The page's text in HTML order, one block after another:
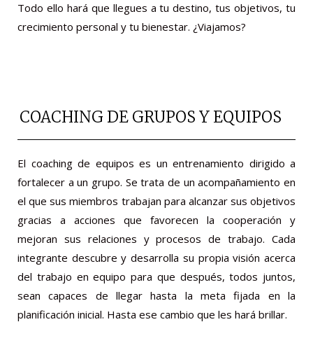
Todo ello hará que llegues a tu destino, tus objetivos, tu
crecimiento personal y tu bienestar. ¿Viajamos?
COACHING DE GRUPOS Y EQUIPOS
El coaching de equipos es un entrenamiento dirigido a
fortalecer a un grupo. Se trata de un acompañamiento en
el que sus miembros trabajan para alcanzar sus objetivos
gracias a acciones que favorecen la cooperación y
mejoran sus relaciones y procesos de trabajo. Cada
integrante descubre y desarrolla su propia visión acerca
del trabajo en equipo para que después, todos juntos,
sean capaces de llegar hasta la meta fijada en la
planificación inicial. Hasta ese cambio que les hará brillar.